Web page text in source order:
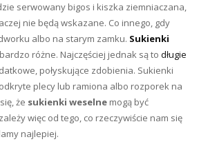
serwowany bigos i kiszka ziemniaczana,
nie będą wskazane. Co innego, gdy
albo na starym zamku. Sukienki
różne. Najczęściej jednak są to długie
połyskujące zdobienia. Sukienki
plecy lub ramiona albo rozporek na
że sukienki weselne mogą być
więc od tego, co rzeczywiście nam się
najlepiej.